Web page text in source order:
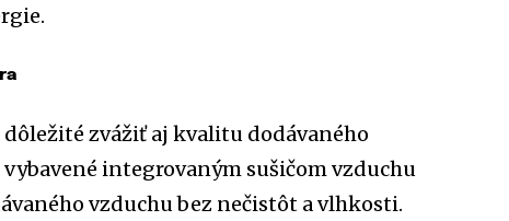
dôležité zvážiť aj kvalitu dodávaného
integrovaným sušičom vzduchu
vzduchu bez nečistôt a vlhkosti.